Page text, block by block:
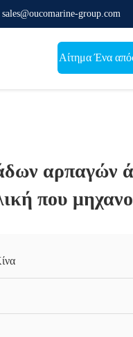
sales@oucomarine-group.com
Αίτημα Ένα
αρπαγών
που